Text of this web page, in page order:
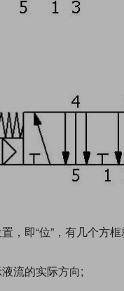
即“位”，有几个方框
流的实际方向;